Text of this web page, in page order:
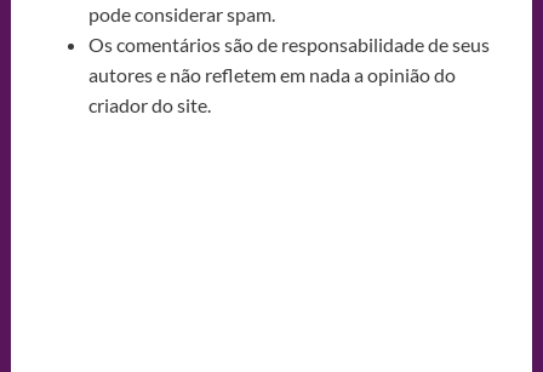
pode considerar spam.
Os comentários são de responsabilidade de seus
autores e não refletem em nada a opinião do
criador do site.